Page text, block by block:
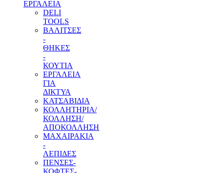
ΕΡΓΑΛΕΙΑ
DELI
TOOLS
ΒΑΛΙΤΣΕΣ
-
ΘΗΚΕΣ
-
ΚΟΥΤΙΑ
ΕΡΓΑΛΕΙΑ
ΓΙΑ
ΔΙΚΤΥΑ
ΚΑΤΣΑΒΙΔΙΑ
ΚΟΛΛΗΤΗΡΙΑ/
ΚΟΛΛΗΣΗ/
ΑΠΟΚΟΛΛΗΣΗ
ΜΑΧΑΙΡΑΚΙΑ
-
ΛΕΠΙΔΕΣ
ΠΕΝΣΕΣ-
ΚΟΦΤΕΣ-